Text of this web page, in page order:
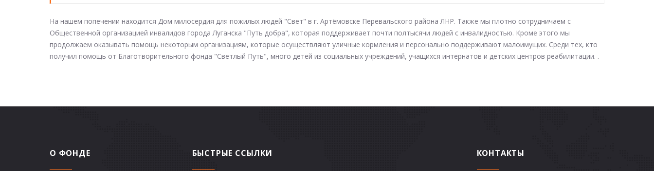
На нашем попечении находится Дом милосердия для пожилых людей "Свет" в г. Артёмовске Перевальского района ЛНР. Также мы плотно сотрудничаем с
Общественной организацией инвалидов города Луганска "Путь добра", которая поддерживает почти полтысячи людей с инвалидностью. Кроме этого мы
продолжаем оказывать помощь некоторым организациям, которые осуществляют уличные кормления и персонально поддерживают малоимущих. Среди тех, кто
получил помощь от Благотворительного фонда "Светлый Путь", много детей из социальных учреждений, учащихся интернатов и детских центров реабилитации. .
О ФОНДЕ БЫСТРЫЕ ССЫЛКИ КОНТАКТЫ